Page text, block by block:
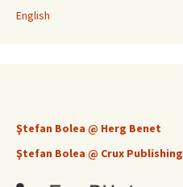
English
Ştefan Bolea @ Herg Benet
Ştefan Bolea @ Crux Publishing